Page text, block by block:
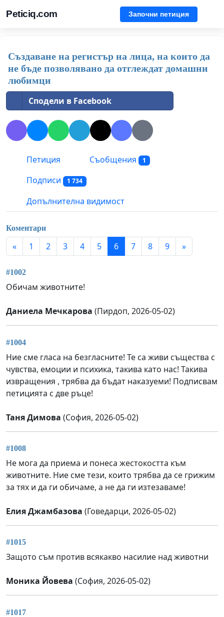
Peticiq.com Започни петиция
Създаване на регистър на лица, на които да
не бъде позволявано да отглеждат домашни
любимци
Сподели в Facebook
Петиция Съобщения 1
Подписи 1 734
Допълнителна видимост
Коментари
« 1 2 3 4 5 6 7 8 9 »
#1002
Обичам животните!
Даниела Мечкарова (Пирдоп, 2026-05-02)
#1004
Ние сме гласа на безгласните! Те са живи същества с
чувства, емоции и психика, такива като нас! Такива
извращения , трябва да бъдат наказуеми! Подписвам
петицията с две ръце!
Таня Димова (София, 2026-05-02)
#1008
Не мога да приема и понеса жестокостта към
животните. Ние сме тези, които трябва да се грижим
за тях и да ги обичаме, а не да ги изтезаваме!
Елия Джамбазова (Говедарци, 2026-05-02)
#1015
Защото съм против всякакво насилие над животни
Моника Йовева (София, 2026-05-02)
#1017